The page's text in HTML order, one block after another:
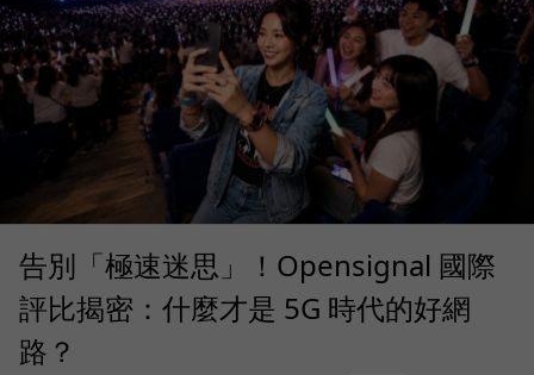
告別「極速迷思」！Opensignal 國際
評比揭密：什麼才是 5G 時代的好網
路？